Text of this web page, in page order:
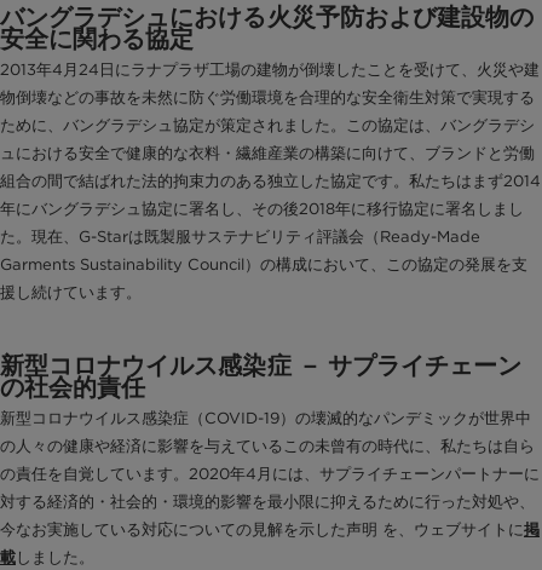
バングラデシュにおける火災予防および建設物の
安全に関わる協定
2013年4月24日にラナプラザ工場の建物が倒壊したことを受けて、火災や建
物倒壊などの事故を未然に防ぐ労働環境を合理的な安全衛生対策で実現する
ために、バングラデシュ協定が策定されました。この協定は、バングラデシ
ュにおける安全で健康的な衣料・繊維産業の構築に向けて、ブランドと労働
組合の間で結ばれた法的拘束力のある独立した協定です。私たちはまず2014
年にバングラデシュ協定に署名し、その後2018年に移行協定に署名しまし
た。現在、G-Starは既製服サステナビリティ評議会（Ready-Made
Garments Sustainability Council）の構成において、この協定の発展を支
援し続けています。
新型コロナウイルス感染症 － サプライチェーン
の社会的責任
新型コロナウイルス感染症（COVID-19）の壊滅的なパンデミックが世界中
の人々の健康や経済に影響を与えているこの未曾有の時代に、私たちは自ら
の責任を自覚しています。2020年4月には、サプライチェーンパートナーに
対する経済的・社会的・環境的影響を最小限に抑えるために行った対処や、
今なお実施している対応についての見解を示した声明 を、ウェブサイトに掲
載 しました。